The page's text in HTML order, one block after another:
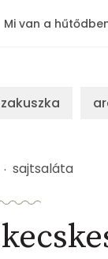
Mi van a
zakuszka
sajtsaláta